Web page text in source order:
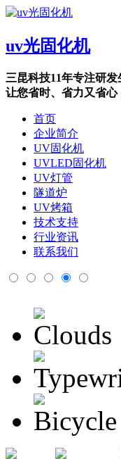
uv光固化机
三昆科技11年专注研
让您省时、省力又省心
首页
企业简介
UV固化机
UVLED固化机
UV灯管
隧道炉
UV烤箱
技术支持
行业资讯
联系我们